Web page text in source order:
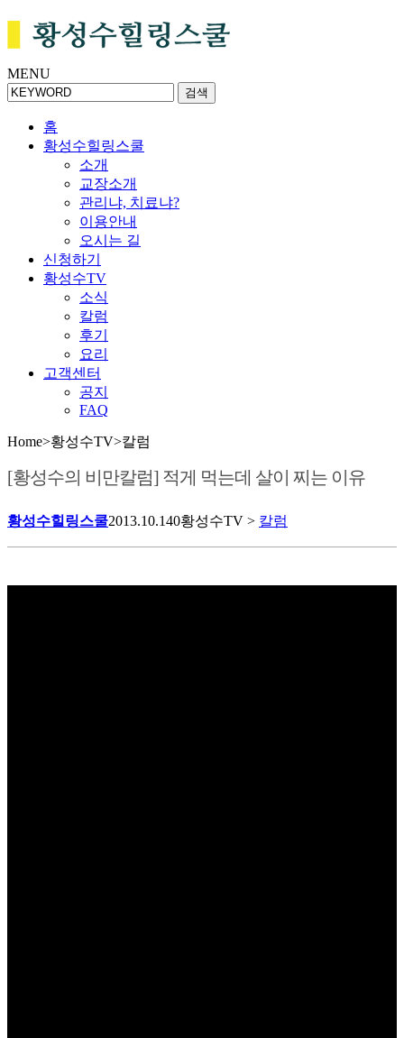
MENU
검색
홈
황성수힐링스쿨
소개
교장소개
관리냐, 치료냐?
이용안내
오시는 길
신청하기
황성수TV
소식
칼럼
후기
요리
고객센터
공지
FAQ
Home>황성수TV>칼럼
[황성수의 비만칼럼] 적게 먹는데 살이 찌는 이유
황성수힐링스쿨2013.10.140황성수TV > 칼럼